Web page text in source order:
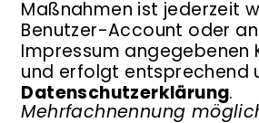
Maßnahmen ist jederzeit
Benutzer-Account oder
Impressum angegebenen
und erfolgt entsprechend
Datenschutzerklärung.
Mehrfachnennung